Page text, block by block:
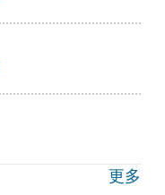
更多